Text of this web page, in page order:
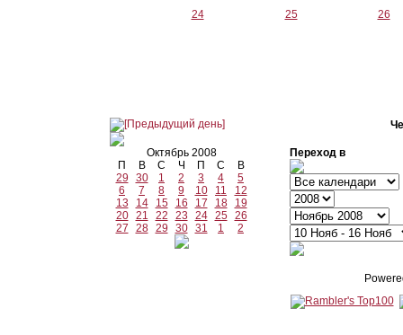
24 25 26
Октябрь 2008
П
В С Ч П С
В
29
30 1 2 3 4
5
6
7 8 9 10 11
12
13
14 15 16 17 18
19
20
21 22 23 24 25
26
27
28 29 30 31 1 2
Переход в